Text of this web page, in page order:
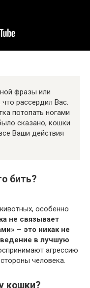
фразы или
рассердил Вас.
потопать ногами
сказано, кошки
Ваши действия
бить?
особенно
не связывает
– это никак не
в лучшую
агрессию
человека.
кошки?